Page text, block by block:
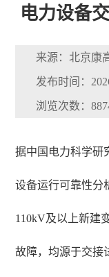
电力设备
来源：北京康
发布时间：
浏览次数：
据中国电力科学研
设备运行可靠性分
110kV及以上新建
故障，均源于交接